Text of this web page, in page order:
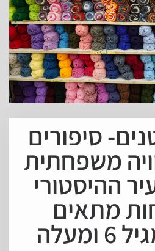
סיפורים
משפחתית
ההיסטורי
מתאים